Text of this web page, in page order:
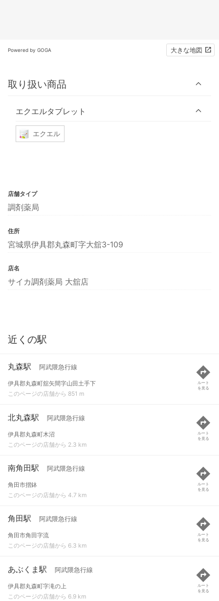
Powered by GOGA 大きな地図
取り扱い商品
エクエルタブレット
エクエル
店舗タイプ
調剤薬局
住所
宮城県伊具郡丸森町字大舘3-109
店名
サイカ調剤薬局 大舘店
近くの駅
丸森駅 阿武隈急行線
伊具郡丸森町舘矢間字山田土手下
このページの店舗から 851 m
ルート
を見る
北丸森駅 阿武隈急行線
伊具郡丸森町木沼
このページの店舗から 2.3 km
ルート
を見る
南角田駅 阿武隈急行線
角田市摺鉢
このページの店舗から 4.7 km
ルート
を見る
角田駅 阿武隈急行線
角田市角田字流
このページの店舗から 6.3 km
ルート
を見る
あぶくま駅 阿武隈急行線
伊具郡丸森町字滝の上
このページの店舗から 6.9 km
ルート
を見る